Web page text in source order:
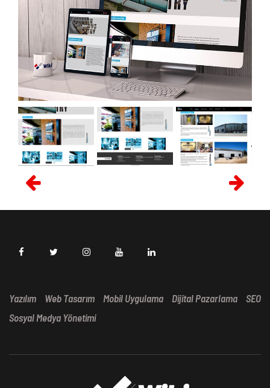
Yazılım Web Tasarım Mobil Uygulama Dijital Pazarlama
SEO
Sosyal Medya Yönetimi